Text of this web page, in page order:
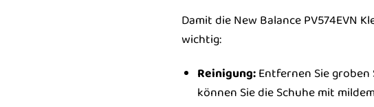
Damit die New Balance PV574EVN
wichtig:
Reinigung:Entfernen Sie
können Sie die Schuhe mit